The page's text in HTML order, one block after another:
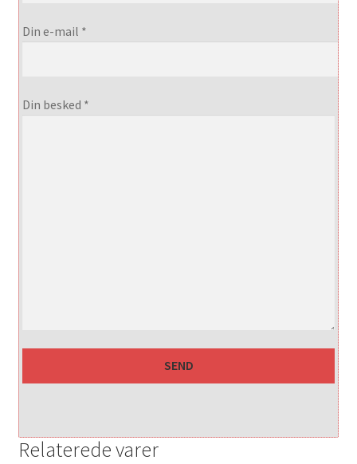
Din e-mail *
Din besked *
Relaterede varer